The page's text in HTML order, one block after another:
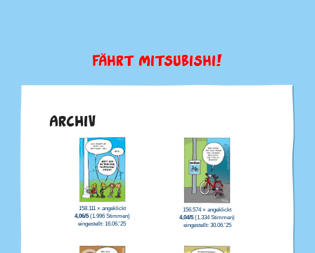
FÄHRT MITSUBISHI!
ARCHIV
158.111 × angeklickt
4,06/5(1.996 Stimmen)
eingestellt: 16.06.'25
156.574 × angeklickt
4,04/5(1.334 Stimmen)
eingestellt: 30.06.'25